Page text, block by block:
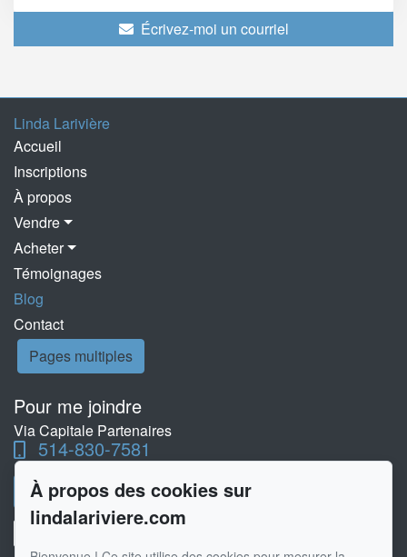
Écrivez-moi un courriel
Linda Larivière
Accueil
Inscriptions
À propos
Vendre
Acheter
Témoignages
Blog
Contact
Pages multiples
Pour me joindre
Via Capitale Partenaires
514-830-7581
Écrivez-moi un courriel
À propos des cookies sur
lindalariviere.com